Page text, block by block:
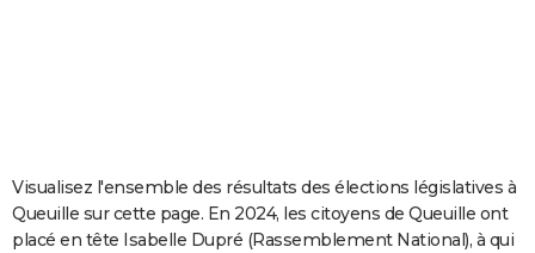
Carte de Noël
Carte Bonne année
Carte Saint-Valentin
Carte Pâques
Carte d'anniversaire
DICTIONNAIRE
Visualisez l'ensemble des résultats des élections législatives à
Queuille sur cette page. En 2024, les citoyens de Queuille ont
placé en tête Isabelle Dupré (Rassemblement National), à qui